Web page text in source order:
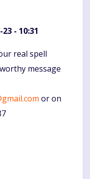
- 10:31
real spell
message
or on